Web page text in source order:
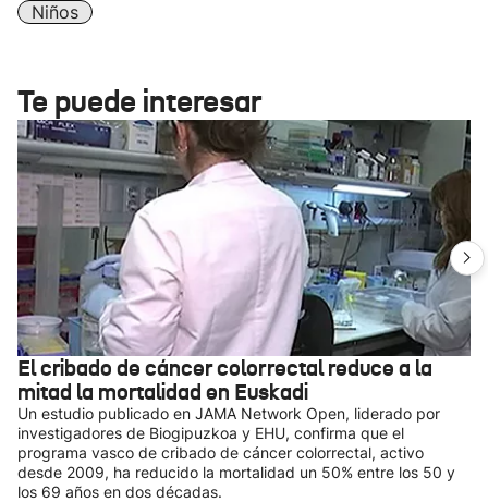
Niños
Te puede interesar
El cribado de cáncer colorrectal reduce a la
mitad la mortalidad en Euskadi
Un estudio publicado en JAMA Network Open, liderado por
investigadores de Biogipuzkoa y EHU, confirma que el
programa vasco de cribado de cáncer colorrectal, activo
desde 2009, ha reducido la mortalidad un 50% entre los 50 y
los 69 años en dos décadas.